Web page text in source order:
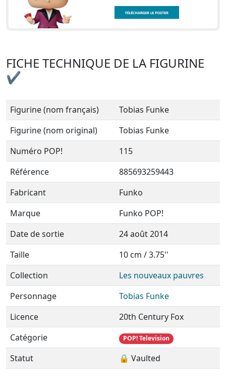
FICHE TECHNIQUE DE LA FIGURINE
✔
Figurine (nom français)
Tobias Funke
Figurine (nom original)
Tobias Funke
Numéro POP!
115
Référence
885693259443
Fabricant
Funko
Marque
Funko POP!
Date de sortie
24 août 2014
Taille
10 cm / 3.75''
Collection
Les nouveaux pauvres
Personnage
Tobias Funke
Licence
20th Century Fox
Catégorie
POP! Television
Statut 🔒 Vaulted